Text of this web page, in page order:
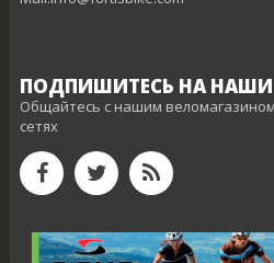
ПОДПИШИТЕСЬ НА
Общайтесь с нашим
сетях